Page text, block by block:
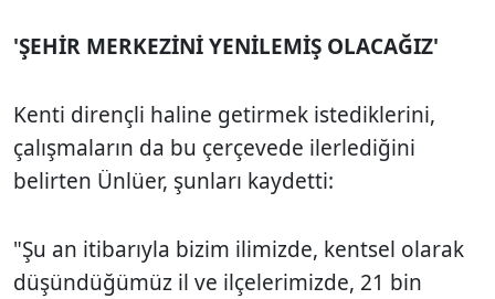
'ŞEHİR MERKEZİNİ YENİLEMİŞ OLACAĞIZ'
Kenti dirençli haline getirmek istediklerini,
çalışmaların da bu çerçevede ilerlediğini
belirten Ünlüer, şunları kaydetti:
"Şu an itibarıyla bizim ilimizde, kentsel olarak
düşündüğümüz il ve ilçelerimizde, 21 bin